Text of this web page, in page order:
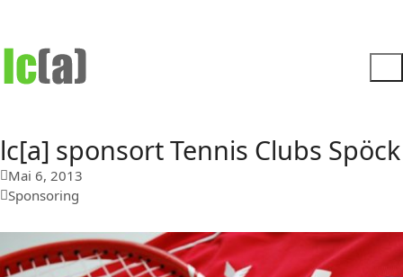
lc[a] sponsort Tennis Clubs Spöck
Mai 6, 2013
Sponsoring